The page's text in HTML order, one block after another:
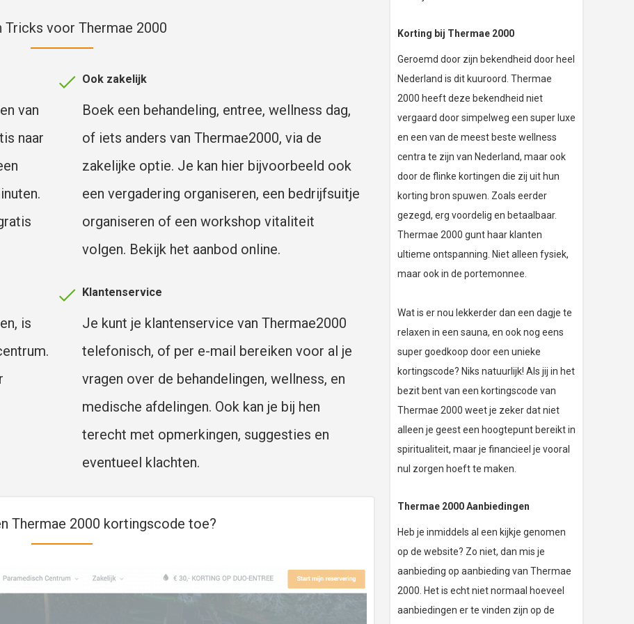
Tricks voor Thermae 2000
van
naar
Ook zakelijk
Boek een behandeling, entree, wellness dag,
of iets anders van Thermae2000, via de
zakelijke optie. Je kan hier bijvoorbeeld ook
een vergadering organiseren, een bedrijfsuitje
organiseren of een workshop vitaliteit
volgen. Bekijk het aanbod online.
is
Klantenservice
Je kunt je klantenservice van Thermae2000
telefonisch, of per e-mail bereiken voor al je
vragen over de behandelingen, wellness, en
medische afdelingen. Ook kan je bij hen
terecht met opmerkingen, suggesties en
eventueel klachten.
Thermae 2000 kortingscode toe?
Korting bij Thermae 2000
Geroemd door zijn bekendheid door heel
Nederland is dit kuuroord. Thermae
2000 heeft deze bekendheid niet
vergaard door simpelweg een super luxe
en een van de meest beste wellness
centra te zijn van Nederland, maar ook
door de flinke kortingen die zij uit hun
korting bron spuwen. Zoals eerder
gezegd, erg voordelig en betaalbaar.
Thermae 2000 gunt haar klanten
ultieme ontspanning. Niet alleen fysiek,
maar ook in de portemonnee.
Wat is er nou lekkerder dan een dagje te
relaxen in een sauna, en ook nog eens
super goedkoop door een unieke
kortingscode? Niks natuurlijk! Als jij in het
bezit bent van een kortingscode van
Thermae 2000 weet je zeker dat niet
alleen je geest een hoogtepunt bereikt in
spiritualiteit, maar je financieel je vooral
nul zorgen hoeft te maken.
Thermae 2000 Aanbiedingen
Heb je inmiddels al een kijkje genomen
op de website? Zo niet, dan mis je
aanbieding op aanbieding van Thermae
2000. Het is echt niet normaal hoeveel
aanbiedingen er te vinden zijn op de